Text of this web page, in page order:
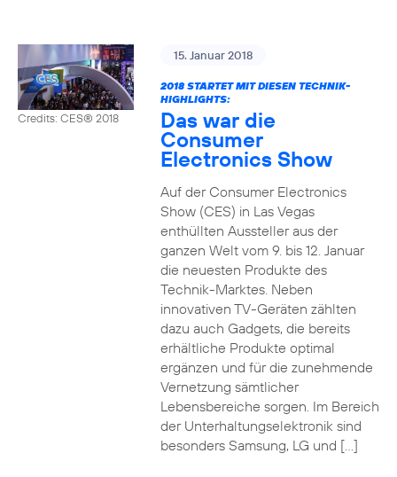
Credits: CES® 2018
15. Januar 2018
2018 STARTET MIT DIESEN TECHNIK-
HIGHLIGHTS:
Das war die
Consumer
Electronics Show
Auf der Consumer Electronics
Show (CES) in Las Vegas
enthüllten Aussteller aus der
ganzen Welt vom 9. bis 12. Januar
die neuesten Produkte des
Technik-Marktes. Neben
innovativen TV-Geräten zählten
dazu auch Gadgets, die bereits
erhältliche Produkte optimal
ergänzen und für die zunehmende
Vernetzung sämtlicher
Lebensbereiche sorgen. Im Bereich
der Unterhaltungselektronik sind
besonders Samsung, LG und […]